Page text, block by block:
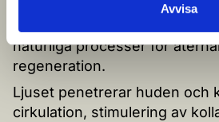
Avvisa
helkroppsbehandling som
nära-infrarött ljus för att
naturliga processer för
regeneration.
Ljuset penetrerar huden och
cirkulation, stimulering av